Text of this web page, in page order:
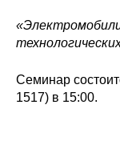
Семинар
1517) в 15:00.